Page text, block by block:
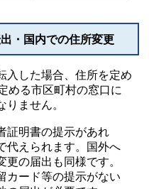
・国内での住所変更
入した場合、住所を定め
める市区町村の窓口に
ません。
証明書の提示があれ
代えられます。国外へ
の届出も同様です。
カード等の提示がない